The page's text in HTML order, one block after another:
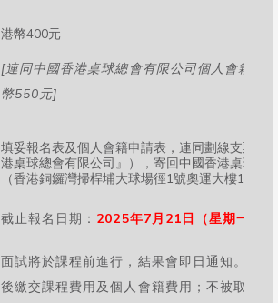
港幣400元
[連同中國香港桌球總會有限公司個人會籍港
幣550元]
填妥報名表及個人會籍申請表，連同劃線支票（
港桌球總會有限公司』），寄回中國香港桌球總
（香港銅鑼灣掃桿埔大球場徑1號奧運大樓1027
截止報名日期： 2025年7月21日（星期一）
面試將於課程前進行，結果會即日通知。成
後繳交課程費用及個人會籍費用；不被取錄